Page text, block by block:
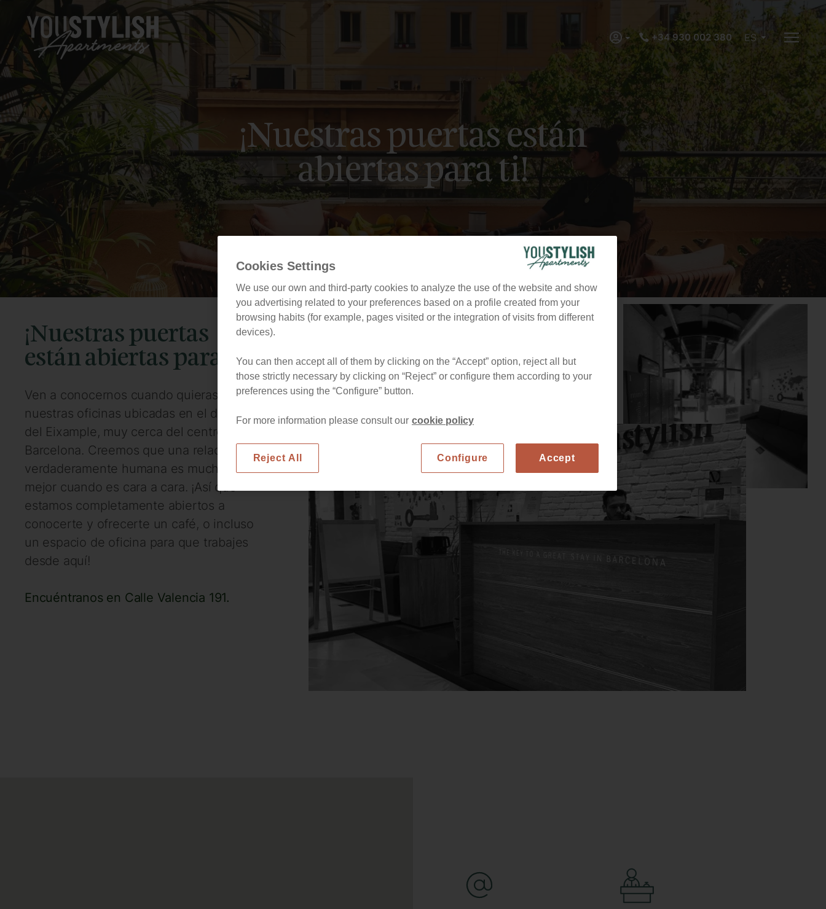
+34 930 002 380 ES
¡Nuestras puertas están
abiertas para ti!
¡Nuestras puertas
están abiertas para ti!
Ven a conocernos cuando quieras a
nuestras oficinas ubicadas en el distrito
del Eixample, muy cerca del centro de
Barcelona. Creemos que una relación
verdaderamente humana es mucho
mejor cuando es cara a cara. ¡Así que
estamos completamente abiertos a
conocerte y ofrecerte un café, o incluso
un espacio de oficina para que trabajes
desde aquí!
Encuéntranos en Calle Valencia 191.
Cookies Settings
We use our own and third-party cookies to analyze the use of the website and show
you advertising related to your preferences based on a profile created from your
browsing habits (for example, pages visited or the integration of visits from different
devices).
You can then accept all of them by clicking on the “Accept” option, reject all but
those strictly necessary by clicking on “Reject” or configure them according to your
preferences using the “Configure” button.
For more information please consult our cookie policy
Reject All Accept
Configure